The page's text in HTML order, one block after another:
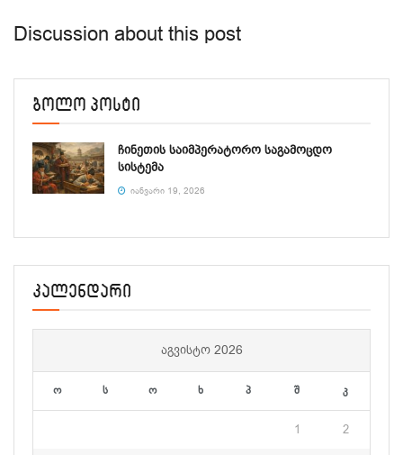
Discussion about this post
ბოლო პოსტი
ჩინეთის საიმპერატორო საგამოცდო
სისტემა
ᲘᲐᲜᲕᲐᲠᲘ 19, 2026
კალენდარი
ᲐᲒᲕᲘᲡᲢᲝ 2026
ო ს ო ხ პ შ კ
1 2